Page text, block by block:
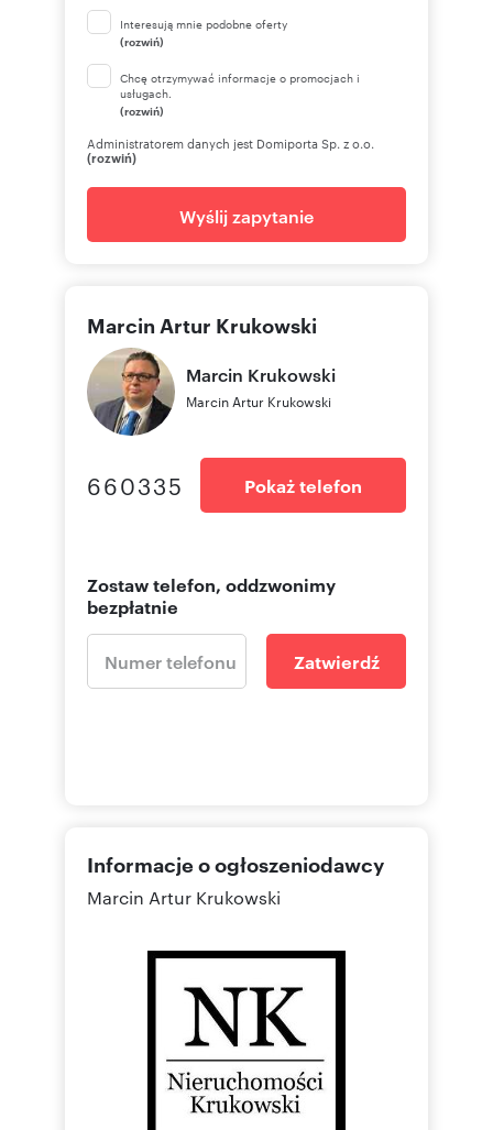
Interesują mnie podobne oferty
(rozwiń)
Chcę otrzymywać informacje o promocjach i
usługach.
(rozwiń)
Administratorem danych jest Domiporta Sp. z o.o.
(rozwiń)
Wyślij zapytanie
Marcin Artur Krukowski
Marcin Krukowski
Marcin Artur Krukowski
660335 Pokaż telefon
Zostaw telefon, oddzwonimy
bezpłatnie
Zatwierdź
Informacje o ogłoszeniodawcy
Marcin Artur Krukowski